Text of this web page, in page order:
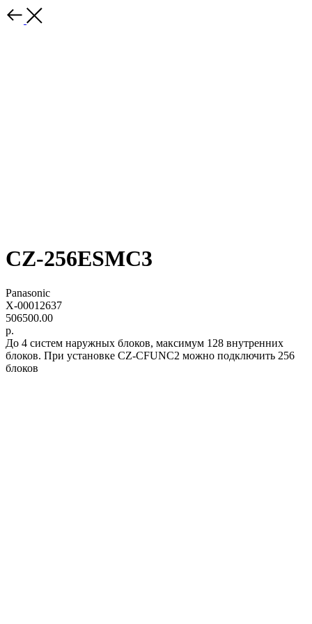
CZ-256ESMC3
Panasonic
X-00012637
506500.00
р.
До 4 систем наружных блоков, максимум 128 внутренних
блоков. При установке CZ-CFUNC2 можно подключить 256
блоков